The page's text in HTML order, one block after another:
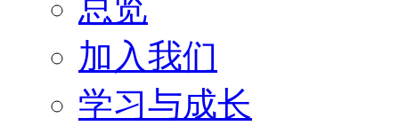
总览
加入我们
学习与成长